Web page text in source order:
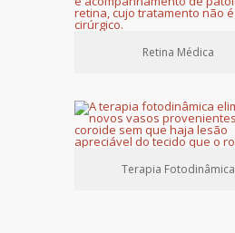
Retina Médica
Terapia Fotodinâmica